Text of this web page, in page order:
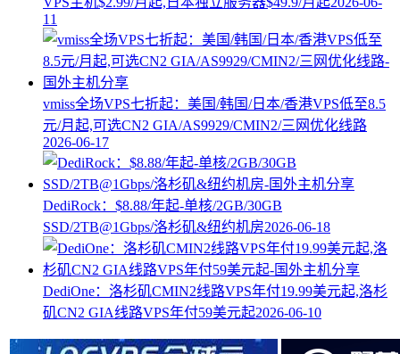
11
vmiss全场VPS七折起：美国/韩国/日本/香港VPS低至8.5
元/月起,可选CN2 GIA/AS9929/CMIN2/三网优化线路
2026-06-17
DediRock：$8.88/年起-单核/2GB/30GB
SSD/2TB@1Gbps/洛杉矶&纽约机房2026-06-18
DediOne：洛杉矶CMIN2线路VPS年付19.99美元起,洛杉
矶CN2 GIA线路VPS年付59美元起2026-06-10